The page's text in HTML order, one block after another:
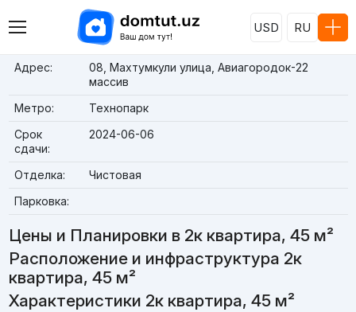
USD RU
Адрес:
08, Махтумкули улица, Авиагородок-22
массив
Метро:
Технопарк
Срок
сдачи:
2024-06-06
Отделка:
Чистовая
Парковка:
Цены и Планировки в 2к квартира, 45 м²
Расположение и инфраструктура 2к
квартира, 45 м²
Характеристики 2к квартира, 45 м²